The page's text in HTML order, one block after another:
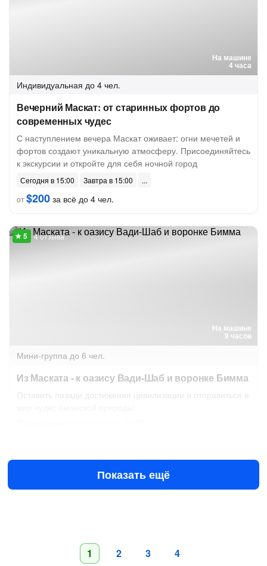
На машине
4 часа
Индивидуальная до 4 чел.
Вечерний Маскат: от старинных фортов до
современных чудес
С наступлением вечера Маскат оживает: огни мечетей и
фортов создают уникальную атмосферу. Присоединяйтесь
к экскурсии и откройте для себя ночной город
Сегодня в 15:00
Завтра в 15:00
от$200 за всё до 4 чел.
На машине
9 часов
4 отзыва
Мини-группа до 6 чел.
Из Маската - к оазису Вади-Шаб и воронке Бимма
Оставить позади достижения цивилизации и отправиться в
$99за человека
Показать ещё
1 2 3 4